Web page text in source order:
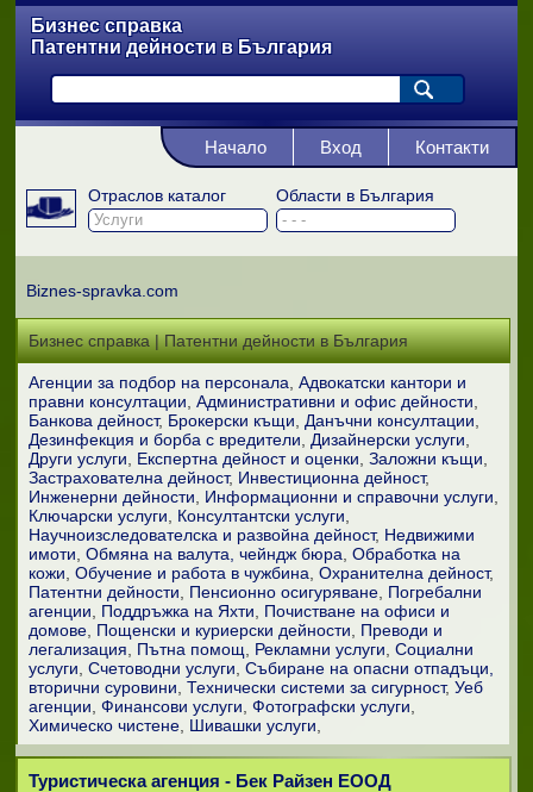
Бизнес справка
Патентни дейности в България
Отраслов каталог Области в България
Начало Вход Контакти
Biznes-spravka.com
Бизнес справка | Патентни дейности в България
Агенции за подбор на персонала Адвокатски кантори и
правни консултации Административни и офис дейности
Банкова дейност Брокерски къщи
Данъчни консултации
Дезинфекция и борба с вредители
Дизайнерски услуги
Други услуги
Експертна дейност и оценки Заложни къщи
Застрахователна дейност Инвестиционна дейност
Инженерни дейности
Информационни и справочни услуги
Ключарски услуги
Консултантски услуги
Научноизследователска и развойна дейност Недвижими
имоти Обмяна на валута, чейндж бюра Обработка на
кожи Обучение и работа в чужбина Охранителна дейност
Патентни дейности
Пенсионно осигуряване Погребални
агенции
Поддръжка на Яхти
Почистване на офиси и
домове Пощенски и куриерски дейности
Преводи и
легализация
Пътна помощ Рекламни услуги Социални
услуги Счетоводни услуги Събиране на опасни отпадъци,
вторични суровини Технически системи за сигурност Уеб
агенции Финансови услуги Фотографски услуги
Химическо чистене Шивашки услуги
Туристическа агенция - Бек Райзен ЕООД